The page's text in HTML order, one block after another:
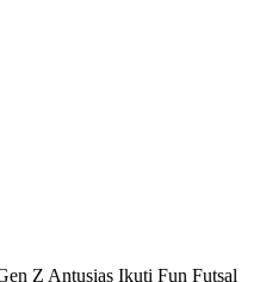
Z Antusias Ikuti Fun Futsal